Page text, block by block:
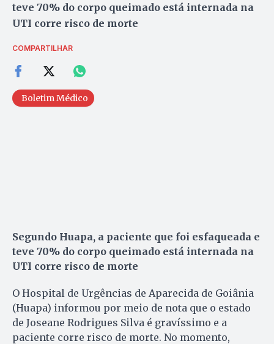
teve 70% do corpo queimado está internada na
UTI corre risco de morte
COMPARTILHAR
Boletim Médico
Segundo Huapa, a paciente que foi esfaqueada e
teve 70% do corpo queimado está internada na
UTI corre risco de morte
O Hospital de Urgências de Aparecida de Goiânia
(Huapa) informou por meio de nota que o estado
de Joseane Rodrigues Silva é gravíssimo e a
paciente corre risco de morte. No momento,